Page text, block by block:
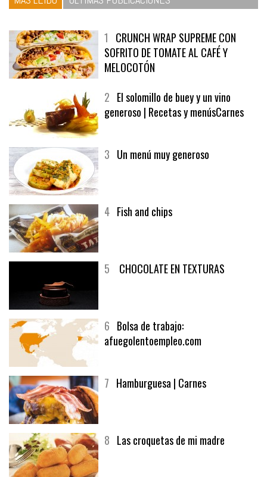
1 CRUNCH WRAP SUPREME CON
SOFRITO DE TOMATE AL CAFÉ Y
MELOCOTÓN
2 El solomillo de buey y un vino
generoso | Recetas y menúsCarnes
3 Un menú muy generoso
4 Fish and chips
5 CHOCOLATE EN TEXTURAS
6 Bolsa de trabajo:
afuegolentoempleo.com
7 Hamburguesa | Carnes
8 Las croquetas de mi madre